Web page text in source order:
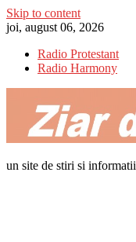
Skip to content
joi, august 06, 2026
Radio Protestant
Radio Harmony
un site de stiri si informatii